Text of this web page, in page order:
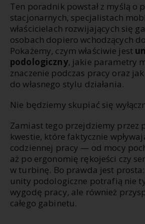
Ten poradnik powstał z myślą o
stacjonarnych, specjalistach
właścicielach rozwijających się
osobach dopiero wchodzących
Pokażemy, czym właściwie jest
podologiczny, jakie parametry
znaczenie podczas pracy oraz
do własnego stylu działania.
Nie będziemy skupiać się
Zamiast tego przejdziemy przez
kwestie, które faktycznie
codziennej pracy — od mocy
aż po ergonomię rękojeści czy
w turbinę. Bo prawda jest
unity podologiczne potrafią nie
wygodę pracy, ale również
całego gabinetu.